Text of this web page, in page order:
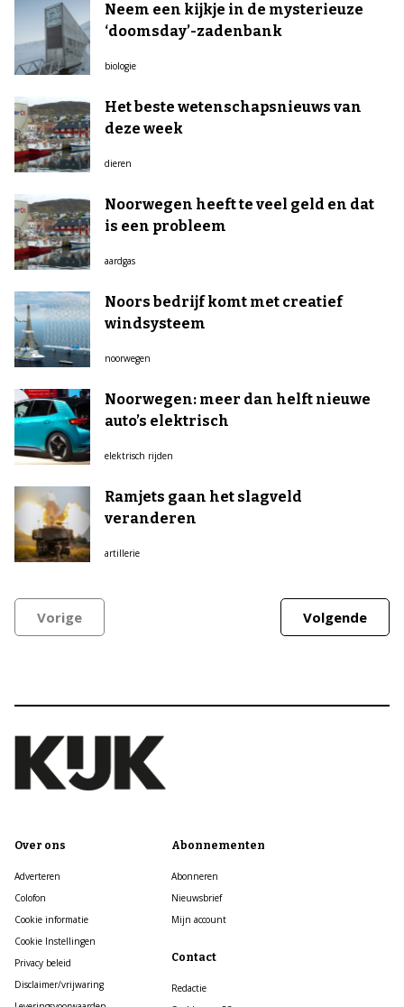
Neem een kijkje in de mysterieuze
‘doomsday’-zadenbank
biologie
Het beste wetenschapsnieuws van
deze week
dieren
Noorwegen heeft te veel geld en dat
is een probleem
aardgas
Noors bedrijf komt met creatief
windsysteem
noorwegen
Noorwegen: meer dan helft nieuwe
auto’s elektrisch
elektrisch rijden
Ramjets gaan het slagveld
veranderen
artillerie
Vorige Volgende
Over ons
Adverteren
Colofon
Cookie informatie
Cookie Instellingen
Privacy beleid
Disclaimer/vrijwaring
Abonnementen
Abonneren
Nieuwsbrief
Mijn account
Contact
Redactie